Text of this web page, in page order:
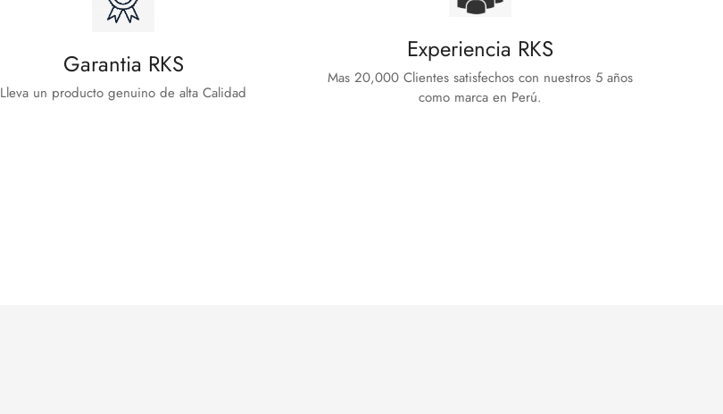
Garantia RKS
Lleva un producto genuino de alta Calidad
Experiencia RKS
Mas 20,000 Clientes satisfechos con nuestros 5 años
como marca en Perú.